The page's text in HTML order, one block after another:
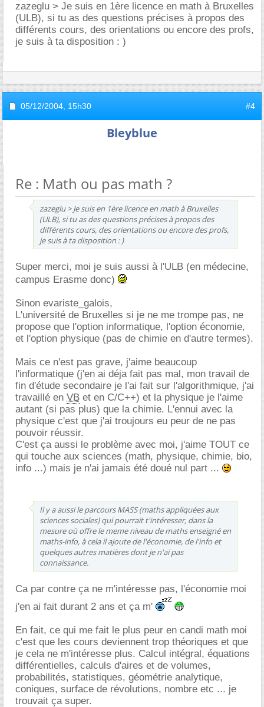
zazeglu > Je suis en 1ère licence en math à Bruxelles
(ULB), si tu as des questions précises à propos des
différents cours, des orientations ou encore des profs,
je suis à ta disposition : )
05/12/2004, 15h30 #4
Bleyblue
Re : Math ou pas math ?
zazeglu > Je suis en 1ère licence en math à Bruxelles
(ULB), si tu as des questions précises à propos des
différents cours, des orientations ou encore des profs,
je suis à ta disposition : )
Super merci, moi je suis aussi à l'ULB (en médecine,
campus Erasme donc)
Sinon evariste_galois,
L'université de Bruxelles si je ne me trompe pas, ne
propose que l'option informatique, l'option économie,
et l'option physique (pas de chimie en d'autre termes).
Mais ce n'est pas grave, j'aime beaucoup
l'informatique (j'en ai déja fait pas mal, mon travail de
fin d'étude secondaire je l'ai fait sur l'algorithmique, j'ai
travaillé en VB et en C/C++) et la physique je l'aime
autant (si pas plus) que la chimie. L'ennui avec la
physique c'est que j'ai troujours eu peur de ne pas
pouvoir réussir.
C'est ça aussi le problème avec moi, j'aime TOUT ce
qui touche aux sciences (math, physique, chimie, bio,
info ...) mais je n'ai jamais été doué nul part ...
Il y a aussi le parcours MASS (maths appliquées aux
sciences sociales) qui pourrait t'intéresser, dans la
mesure où offre le meme niveau de maths enseigné en
maths-info, à cela il ajoute de l'économie, de l'info et
quelques autres matières dont je n'ai pas
connaissance.
Ca par contre ça ne m'intéresse pas, l'économie moi
j'en ai fait durant 2 ans et ça m'
En fait, ce qui me fait le plus peur en candi math moi
c'est que les cours deviennent trop théoriques et que
je cela ne m'intéresse plus. Calcul intégral, équations
différentielles, calculs d'aires et de volumes,
probabilités, statistiques, géométrie analytique,
coniques, surface de révolutions, nombre etc ... je
trouvait ça super.